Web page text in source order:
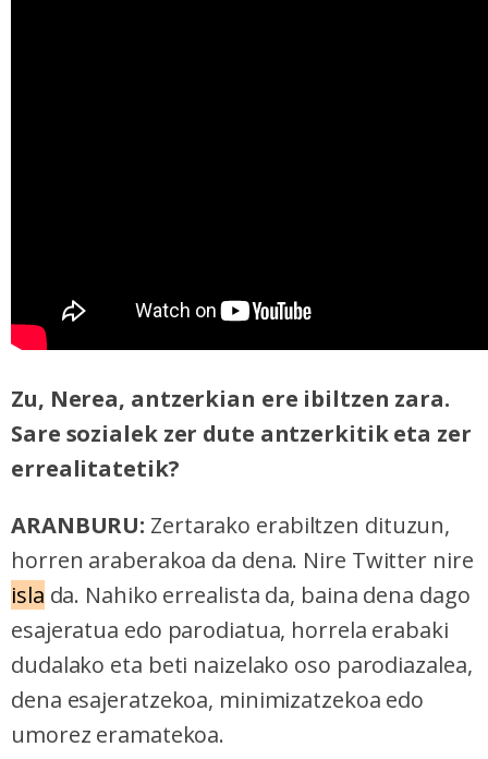
Zu, Nerea, antzerkian ere ibiltzen zara.
Sare sozialek zer dute antzerkitik eta zer
errealitatetik?
ARANBURU: Zertarako erabiltzen dituzun,
horren araberakoa da dena. Nire Twitter nire
isla da. Nahiko errealista da, baina dena dago
esajeratua edo parodiatua, horrela erabaki
dudalako eta beti naizelako oso parodiazalea,
dena esajeratzekoa, minimizatzekoa edo
umorez eramatekoa.